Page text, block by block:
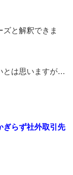
と解釈できま
とは思いますが…
ぎらず社外取引先